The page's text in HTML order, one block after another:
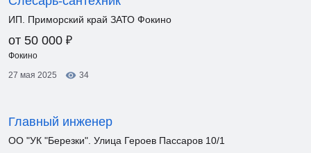
ИП. Приморский край ЗАТО Фокино
от 50 000 ₽
Фокино
27 мая 2025
34
Главный инженер
ОО "УК "Березки". Улица Героев Пассаров 10/1